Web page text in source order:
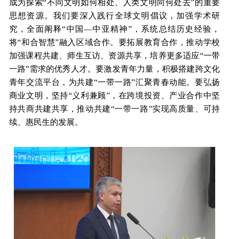
成为探索“不同文明如何相处、人类文明向何处去”的重要
思想资源。我们要深入践行全球文明倡议，加强学术研
究，全面阐释“中国—中亚精神”，系统总结历史经验，
将“和合智慧”融入区域合作。要拓展教育合作，推动学校
加强课程共建、师生互访、资源共享，培养更多适应“一带
一路”需求的优秀人才。要激发青年力量，积极搭建跨文化
青年交流平台，为共建“一带一路”汇聚青春动能。要弘扬
商业文明，坚持“义利兼顾”，在跨境投资、产业合作中坚
持共商共建共享，推动共建“一带一路”实现高质量、可持
续、惠民生的发展。